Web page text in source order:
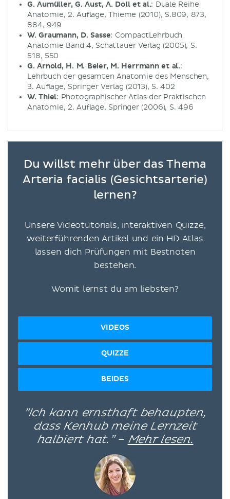
G. Aumüller, G. Aust, A. Doll et al.: Duale Reihe
Anatomie, 2. Auflage, Thieme (2010), S.809, 873,
884, 949
W. Graumann, D. Sasse: CompactLehrbuch
Anatomie Band 4, Schattauer Verlag (2005), S.
518, 550
G. Arnold, H. M. Beier, M. Herrmann et al.:
Lehrbuch der gesamten Anatomie des Menschen,
3. Auflage, Springer Verlag (2013), S. 402
W. Thiel: Photographischer Atlas der Praktischen
Anatomie, 2. Auflage, Springer (2006), S. 496
Du willst mehr über das Thema
Arteria facialis (Gesichtsarterie)
lernen?
Unsere Videotutorials, interaktiven Quizze,
weiterführenden Artikel und ein HD Atlas
lassen dich Prüfungen mit Bestnoten
bestehen.
Womit lernst du am liebsten?
VIDEOS
QUIZZE
BEIDES
”Ich kann ernsthaft behaupten,
dass Kenhub meine Lernzeit
halbiert hat.” – Mehr lesen.